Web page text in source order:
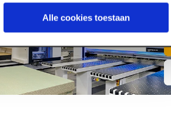
Alle cookies toestaan